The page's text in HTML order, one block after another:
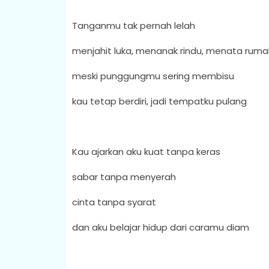
Tanganmu tak pernah lelah
menjahit luka, menanak rindu, menata
meski punggungmu sering membisu
kau tetap berdiri, jadi tempatku pulang
Kau ajarkan aku kuat tanpa keras
sabar tanpa menyerah
cinta tanpa syarat
dan aku belajar hidup dari caramu diam